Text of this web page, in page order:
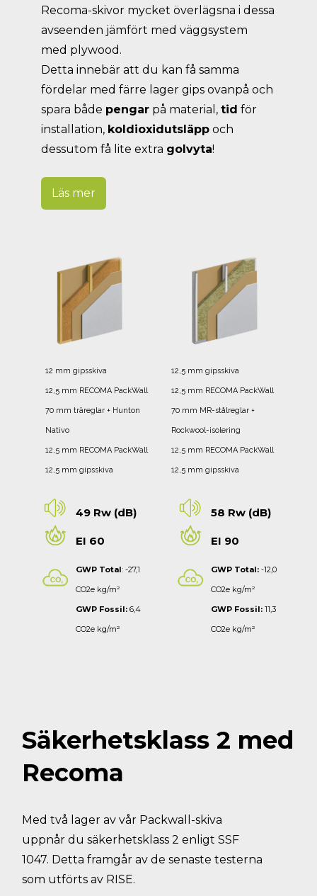
Recoma-skivor mycket överlägsna i dessa
avseenden jämfört med väggsystem
med plywood.
Detta innebär att du kan få samma
fördelar med färre lager gips ovanpå och
spara både pengar på material,tid för
installation, koldioxidutsläpp och
dessutom få lite extra golvyta!
Läs mer
12 mm gipsskiva
12,5 mm RECOMA PackWall
70 mm träreglar + Hunton
Nativo
12,5 mm RECOMA PackWall
12,5 mm gipsskiva
12,5 mm gipsskiva
12,5 mm RECOMA PackWall
70 mm MR-stålreglar +
Rockwool-isolering
12,5 mm RECOMA PackWall
12,5 mm gipsskiva
49 Rw (dB) 58 Rw (dB)
EI 60 EI 90
GWP Total: -27,1
CO2e kg/m²
GWP Fossil: 6,4
CO2e kg/m²
GWP Total: -12,0
CO2e kg/m²
GWP Fossil: 11,3
CO2e kg/m²
Säkerhetsklass 2 med
Recoma
Med två lager av vår Packwall-skiva
uppnår du säkerhetsklass 2 enligt SSF
1047. Detta framgår av de senaste testerna
som utförts av RISE.